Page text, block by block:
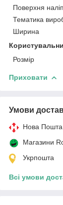
Поверхня
Тематика
Ширина
Розмір
Приховати
Умови
Нова Пошта
Магазини
Укрпошта
Всі умови